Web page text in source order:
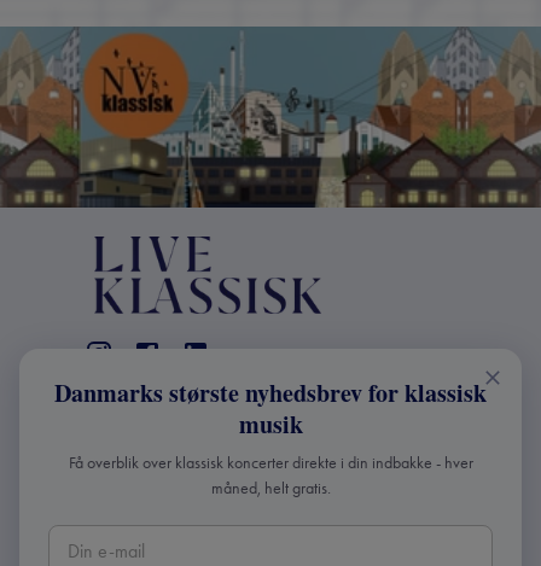
KONTAKT
info@liveklassisk.dk
Live Klassisk ApS
CVR 41507780
Danmarks største nyhedsbrev for klassisk
musik
Få overblik over klassisk koncerter direkte i din indbakke - hver
måned, helt gratis.